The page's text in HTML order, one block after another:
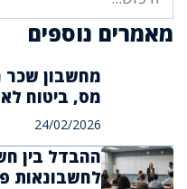
מאמרים נוספים
מס, ביטוח
24/02/2026
ההבדל בין
לחשבונאות